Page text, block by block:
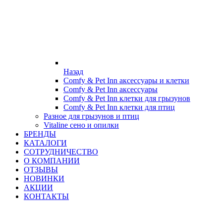
Назад
Comfy & Pet Inn аксессуары и клетки
Comfy & Pet Inn аксессуары
Comfy & Pet Inn клетки для грызунов
Comfy & Pet Inn клетки для птиц
Разное для грызунов и птиц
Vitaline сено и опилки
БРЕНДЫ
КАТАЛОГИ
СОТРУДНИЧЕСТВО
О КОМПАНИИ
ОТЗЫВЫ
НОВИНКИ
АКЦИИ
КОНТАКТЫ